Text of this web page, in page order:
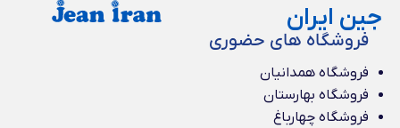
جین ایران
فروشگاه های حضوری
فروشگاه همدانیان
فروشگاه بهارستان
فروشگاه چهارباغ